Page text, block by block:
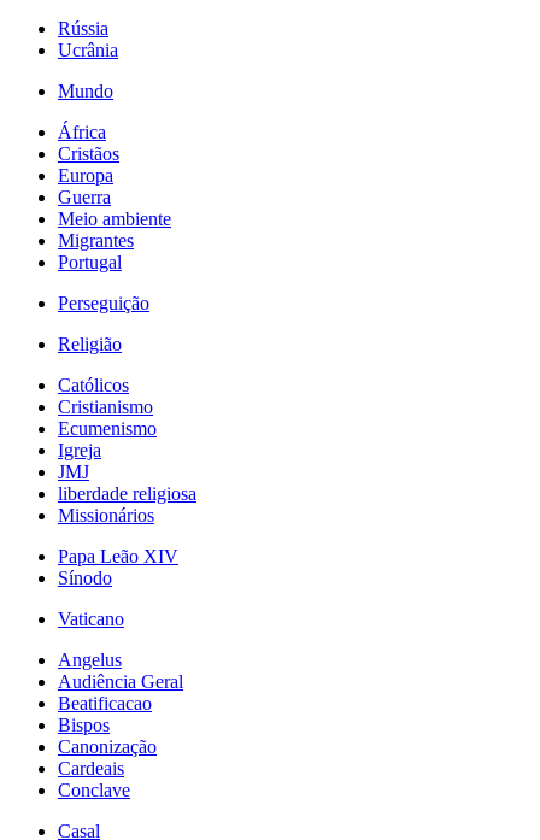
Rússia
Ucrânia
Mundo
África
Cristãos
Europa
Guerra
Meio ambiente
Migrantes
Portugal
Perseguição
Religião
Católicos
Cristianismo
Ecumenismo
Igreja
JMJ
liberdade religiosa
Missionários
Papa Leão XIV
Sínodo
Vaticano
Angelus
Audiência Geral
Beatificacao
Bispos
Canonização
Cardeais
Conclave
Casal